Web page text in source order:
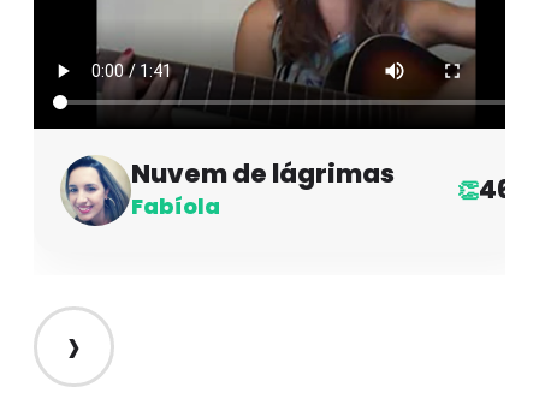
Nuvem de lágrimas
Fabíola
👏46
›